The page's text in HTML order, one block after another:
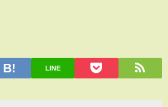
LINE